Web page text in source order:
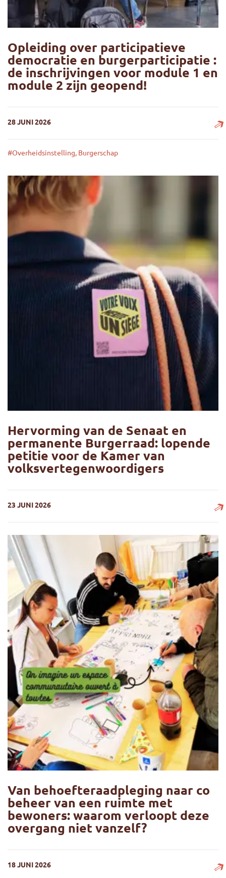
Opleiding over participatieve
democratie en burgerparticipatie :
de inschrijvingen voor module 1 en
module 2 zijn geopend!
28 JUNI 2026
#Overheidsinstelling, Burgerschap
Opleiding over participatieve democratie en
Hervorming van de Senaat en
permanente Burgerraad: lopende
petitie voor de Kamer van
volksvertegenwoordigers
23 JUNI 2026
Hervorming van de Senaat en permanente Burgerraad:
Van behoefteraadpleging naar co
beheer van een ruimte met
bewoners: waarom verloopt deze
overgang niet vanzelf?
18 JUNI 2026